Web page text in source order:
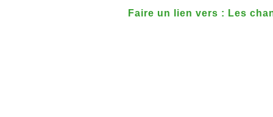
Faire un lien vers : Les